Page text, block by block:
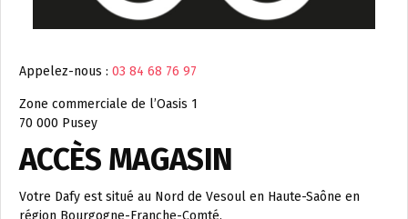
Appelez-nous : 03 84 68 76 97
Zone commerciale de l’Oasis 1
70 000 Pusey
ACCÈS MAGASIN
Votre Dafy est situé au Nord de Vesoul en Haute-Saône en
région Bourgogne-Franche-Comté.